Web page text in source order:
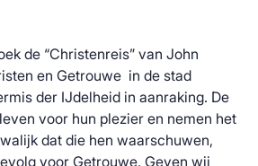
de “Christenreis” van John
en Getrouwe in de stad
der IJdelheid in aanraking. De
voor hun plezier en nemen het
dat die hen waarschuwen,
voor Getrouwe. Geven wij